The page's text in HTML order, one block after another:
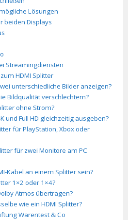
Lösungen
beiden Displays
Streamingdiensten
HDMI Splitter
unterschiedliche Bilder anzeigen?
Bildqualität verschlechtern?
ohne Strom?
und Full HD gleichzeitig ausgeben?
für PlayStation, Xbox oder
für zwei Monitore am PC
Kabel an einem Splitter sein?
1×2 oder 1×4?
Atmos übertragen?
wie ein HDMI Splitter?
Warentest & Co